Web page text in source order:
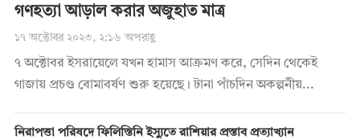
গণহত্যা আড়াল করার অজুহাত মাত্র
১৭ অক্টোবর ২০২৩, ২:১৬ অপরাহ্ণ
৭ অক্টোবর ইসরায়েলে যখন হামাস আক্রমণ করে, সেদিন থেকেই
গাজায় প্রচণ্ড বোমাবর্ষণ শুরু হয়েছে। টানা পাঁচদিন অকল্পনীয়...
নিরাপত্তা পরিষদে ফিলিস্তিনি ইস্যুতে রাশিয়ার প্রস্তাব প্রত্যাখ্যান